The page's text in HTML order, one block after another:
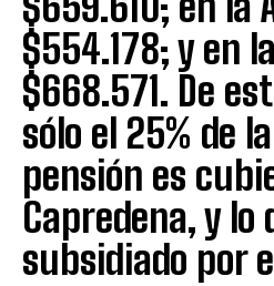
$554.178; y en
$668.571. De
sólo el 25% de
pensión es
Capredena, y lo
subsidiado por